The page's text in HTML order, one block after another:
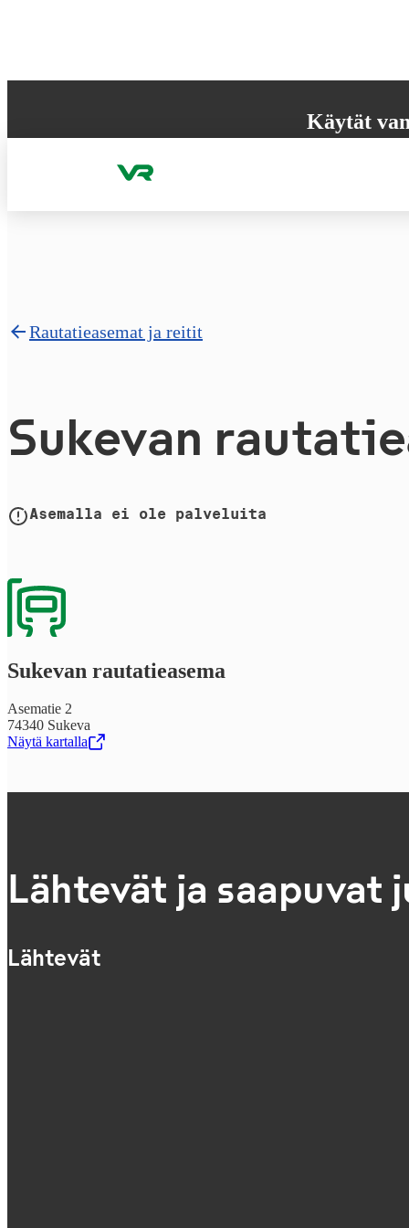
Käytät
Rautatieasemat ja reitit
Sukevan
Asemalla ei ole palveluita
Sukevan rau­ta­tie­a­se­ma
Asematie 2
74340 Sukeva
Näytä kartalla
,Avataan uudessa välilehdessä
Lähtevät ja saapuvat
Lähtevät